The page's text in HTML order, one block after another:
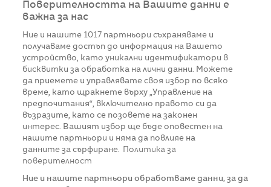
Поверителността на Вашите данни е
важна за нас
Ние и нашите 1017 партньори съхраняваме и
получаваме достъп до информация на Вашето
устройство, като уникални идентификатори в
бисквитки за обработка на лични данни. Можете
да приемете и управлявате своя избор по всяко
време, като щракнете върху „Управление на
предпочитания“, включително правото си да
възразите, като се позовете на законен
интерес. Вашият избор ще бъде оповестен на
нашите партньори и няма да повлияе на
данните за сърфиране.
Политика за
поверителност
Ние и нашите партньори обработваме данни, за да